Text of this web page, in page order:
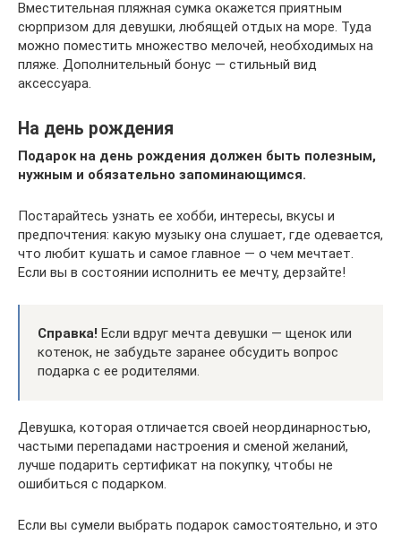
Вместительная пляжная сумка окажется приятным
сюрпризом для девушки, любящей отдых на море. Туда
можно поместить множество мелочей, необходимых на
пляже. Дополнительный бонус — стильный вид
аксессуара.
На день рождения
Подарок на день рождения должен быть полезным,
нужным и обязательно запоминающимся.
Постарайтесь узнать ее хобби, интересы, вкусы и
предпочтения: какую музыку она слушает, где одевается,
что любит кушать и самое главное — о чем мечтает.
Если вы в состоянии исполнить ее мечту, дерзайте!
Справка! Если вдруг мечта девушки — щенок или
котенок, не забудьте заранее обсудить вопрос
подарка с ее родителями.
Девушка, которая отличается своей неординарностью,
частыми перепадами настроения и сменой желаний,
лучше подарить сертификат на покупку, чтобы не
ошибиться с подарком.
Если вы сумели выбрать подарок самостоятельно, и это